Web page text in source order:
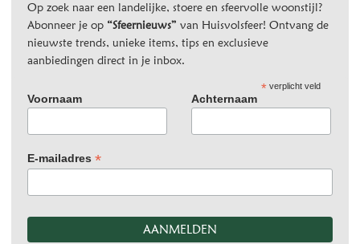
Op zoek naar een landelijke, stoere en sfeervolle woonstijl?
Abonneer je op “Sfeernieuws” van Huisvolsfeer! Ontvang de
nieuwste trends, unieke items, tips en exclusieve
aanbiedingen direct in je inbox.
*verplicht veld
Voornaam Achternaam
E-mailadres *